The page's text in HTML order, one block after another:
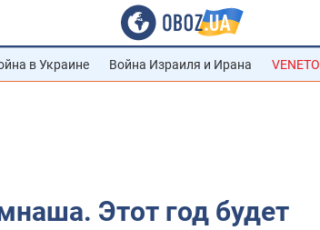
в Украине Война Израиля и Ирана VENETO
Этот год будет